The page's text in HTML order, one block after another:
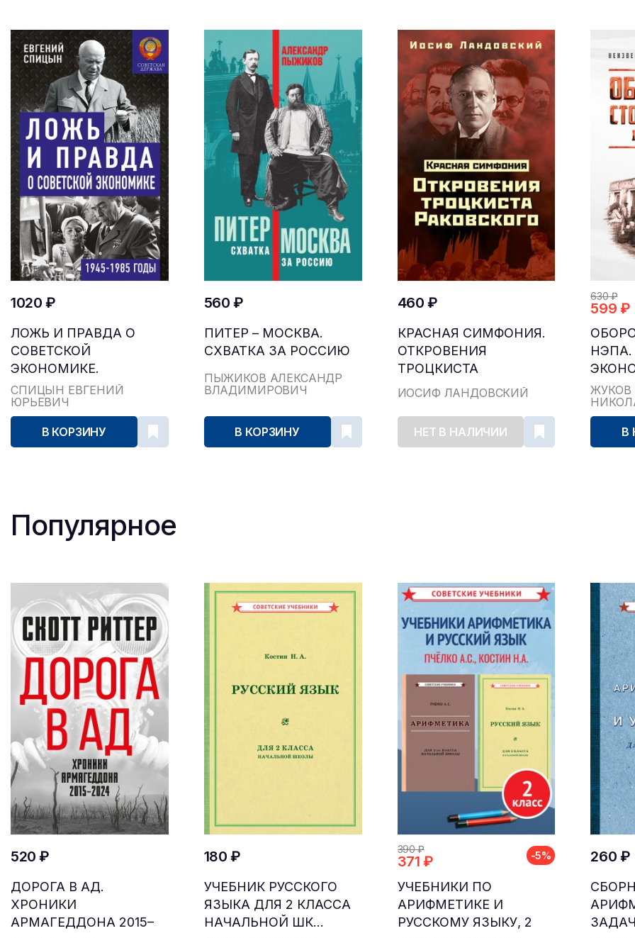
1020 ₽
ЛОЖЬ И ПРАВДА О
СОВЕТСКОЙ
ЭКОНОМИКЕ.
СОВЕТСКАЯ ДЕРЖАВА
В 1945-1985 ГГ.
СПИЦЫН ЕВГЕНИЙ
ЮРЬЕВИЧ
В КОРЗИНУ
560 ₽
ПИТЕР – МОСКВА.
СХВАТКА ЗА РОССИЮ
ПЫЖИКОВ АЛЕКСАНДР
ВЛАДИМИРОВИЧ
В КОРЗИНУ
460 ₽
КРАСНАЯ СИМФОНИЯ.
ОТКРОВЕНИЯ
ТРОЦКИСТА
РАКОВСКОГО
ИОСИФ ЛАНДОВСКИЙ
НЕТ В НАЛИЧИИ
630 ₽
599 ₽
НЭПА.
В
Популярное
520 ₽
ДОРОГА В АД.
ХРОНИКИ
АРМАГЕДДОНА 2015–
180 ₽
УЧЕБНИК РУССКОГО
ЯЗЫКА ДЛЯ 2 КЛАССА
НАЧАЛЬНОЙ ШК...
390 ₽
371 ₽ -5%
УЧЕБНИКИ ПО
АРИФМЕТИКЕ И
РУССКОМУ ЯЗЫКУ, 2
260 ₽